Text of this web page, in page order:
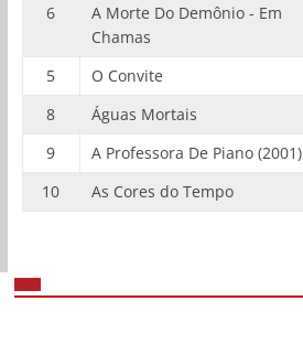
6
A Morte Do Demônio - Em
Chamas
5 O Convite
8
Águas Mortais
9
A Professora De Piano (2001)
10
As Cores do Tempo